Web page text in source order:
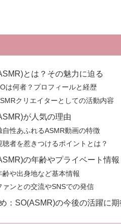
とは？その魅力に迫る
は何者？プロフィールと経歴
クリエイターとしての活動内容
が人気の理由
自性あふれるASMR動画の特徴
聴者を惹きつけるポイントとは？
の年齢やプライベート情報
齢や出身地など基本情報
ァンとの交流やSNSでの発信
：SO(ASMR)の今後の活躍に